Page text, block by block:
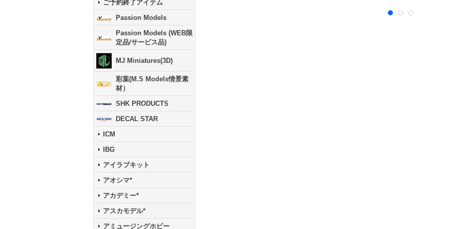
ご予約終了アイテム
Passion Models
Passion Models (WEB限
定品/サービス品)
MJ Miniatures(3D)
彩葉(M.S Models情景素
材）
SHK PRODUCTS
DECAL STAR
ICM
IBG
アイラブキット
アオシマ*
アカデミー*
アスカモデル*
アミュージングホビー